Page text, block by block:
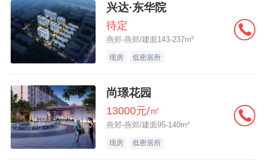
兴达·东华院
待定
燕郊-燕郊/建面143-237m²
现房 低密居所
尚璟花园
13000元/㎡
燕郊-燕郊/建面95-140m²
现房 低密居所